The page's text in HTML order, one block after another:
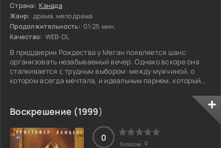
Страна: Канада
Жанр: драма, мелодрама
Продолжительность: 01:25 мин.
Качество: WEB-DL
В преддверии Рождества у Меган появляется шанс
организовать незабываемый вечер. Однако вскоре она
сталкивается с трудным выбором: между мужчиной, о
котором всегда мечтала, и идеальным парнем, который
изменить всё, и теперь ей предстоит решить, на что она
готова пойти ради своего счастья. В конце концов, в
такие моменты, где на кону стоят чувства, можно ли
доверять лишь сердцу?
Воскрешение (1999)
0
Голосов: 0